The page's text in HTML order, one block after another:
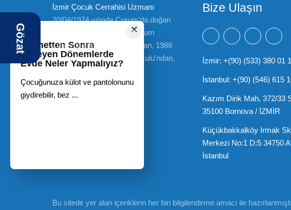
×
Sünnetten Sonra
İlerleyen Dönemlerde
Evde Neler Yapmalıyız?
Çocuğunuza külot ve pantolonunu
giydirebilir, bez ...
Gözat
İzmir Çocuk Cerrahisi Uzmanı
20/04/1974 yılında Çorum’da doğan
Erdal Türk 1985 yılında Çorum
Zübeyde Hanım İlkokulu’ndan, 1988
yılında İnkilap İlköğretim Okulu’ndan,
1991 yılında
Devamını Oku
Bize Ulaşın
İzmir: +(90) (533) 380 01
İstanbul: +(90) (546) 615
Kazım Dirik Mah, 372/33
35100 Bornova / İZMİR
Küçükbakkalköy Irmak
Merkezi No:1 D:5 34750
İstanbul
Bu sitede yer alan içeriklerin her biri bilgilendirme amacı ile